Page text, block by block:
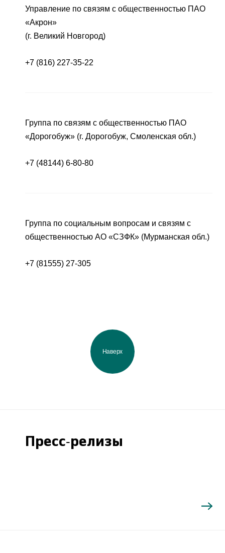
Управление по связям с общественностью ПАО
«Акрон»
(г. Великий Новгород)
+7 (816) 227-35-22
Группа по связям с общественностью ПАО
«Дорогобуж» (г. Дорогобуж, Смоленская обл.)
+7 (48144) 6-80-80
Группа по социальным вопросам и связям с
общественностью АО «СЗФК» (Мурманская обл.)
+7 (81555) 27-305
Наверх
Пресс-релизы